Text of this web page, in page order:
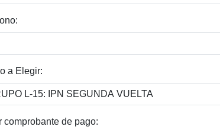
a Elegir:
comprobante de pago: